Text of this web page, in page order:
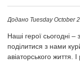
Додано Tuesday October
Наші герої сьогодні –
поділитися з нами
авіаторського життя.